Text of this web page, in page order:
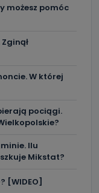
możesz pomóc
W której
pociągi.
Ilu
Mikstat?
[WIDEO]